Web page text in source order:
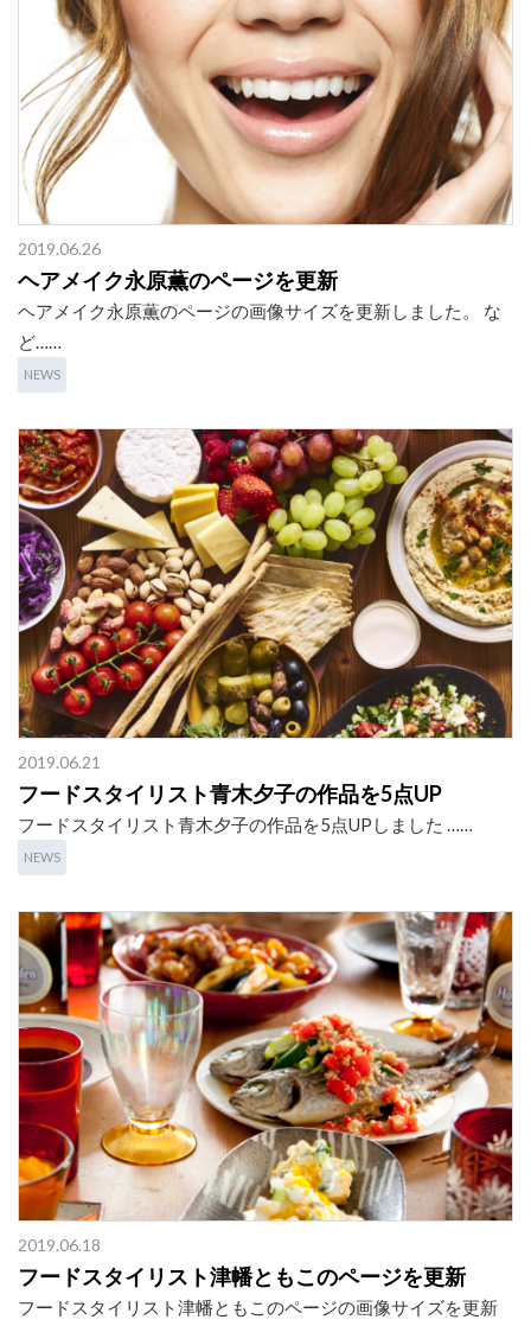
2019.06.26
ヘアメイク永原薫のページを更新
ヘアメイク永原薫のページの画像サイズを更新しました。 な
ど……
NEWS
2019.06.21
フードスタイリスト青木夕子の作品を5点UP
フードスタイリスト青木夕子の作品を5点UPしました ……
NEWS
2019.06.18
フードスタイリスト津幡ともこのページを更新
フードスタイリスト津幡ともこのページの画像サイズを更新